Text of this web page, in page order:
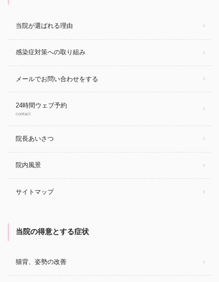
当院が選ばれる理由
感染症対策への取り組み
メールでお問い合わせをする
24時間ウェブ予約
contact
院長あいさつ
院内風景
サイトマップ
当院の得意とする症状
猫背、姿勢の改善